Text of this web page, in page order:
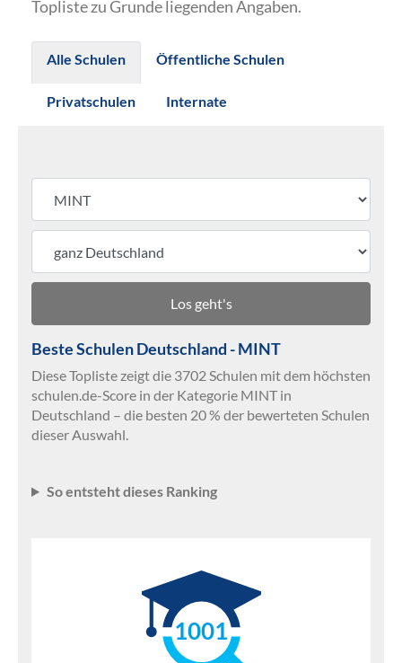
Topliste zu Grunde liegenden Angaben.
Alle Schulen Öffentliche Schulen
Privatschulen Internate
Los geht's
Beste Schulen Deutschland - MINT
Diese Topliste zeigt die 3702 Schulen mit dem höchsten
schulen.de-Score in der Kategorie MINT in
Deutschland – die besten 20 % der bewerteten Schulen
dieser Auswahl.
So entsteht dieses Ranking
1001